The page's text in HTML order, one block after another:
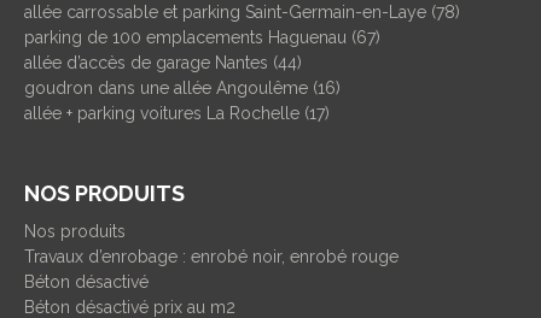
allée carrossable et parking Saint-Germain-en-Laye (78)
parking de 100 emplacements Haguenau (67)
allée d’accès de garage Nantes (44)
goudron dans une allée Angoulême (16)
allée + parking voitures La Rochelle (17)
NOS PRODUITS
Nos produits
Travaux d’enrobage : enrobé noir, enrobé rouge
Béton désactivé
Béton désactivé prix au m2